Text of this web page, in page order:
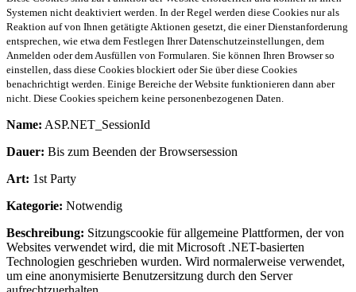
Systemen nicht deaktiviert werden. In der Regel werden diese Cookies nur als
Reaktion auf von Ihnen getätigte Aktionen gesetzt, die einer Dienstanforderung
entsprechen, wie etwa dem Festlegen Ihrer Datenschutzeinstellungen, dem
Anmelden oder dem Ausfüllen von Formularen. Sie können Ihren Browser so
einstellen, dass diese Cookies blockiert oder Sie über diese Cookies
benachrichtigt werden. Einige Bereiche der Website funktionieren dann aber
nicht. Diese Cookies speichern keine personenbezogenen Daten.
Name: ASP.NET_SessionId
Dauer: Bis zum Beenden der Browsersession
Art: 1st Party
Kategorie: Notwendig
Beschreibung: Sitzungscookie für allgemeine Plattformen, der von
Websites verwendet wird, die mit Microsoft .NET-basierten
Technologien geschrieben wurden. Wird normalerweise verwendet,
um eine anonymisierte Benutzersitzung durch den Server